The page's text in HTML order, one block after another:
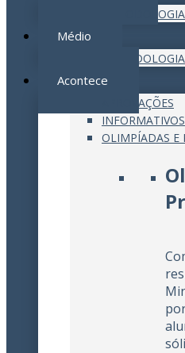
METODOLOGIA
Médio
METODOLOGIA
Acontece
APROVAÇÕES
INFORMATIVOS
OLIMPÍADAS E